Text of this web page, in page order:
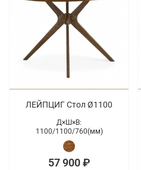
ЛЕЙПЦИГ Стол Ø1100
Д×Ш×В:
1100/1100/760(мм)
57 900 ₽